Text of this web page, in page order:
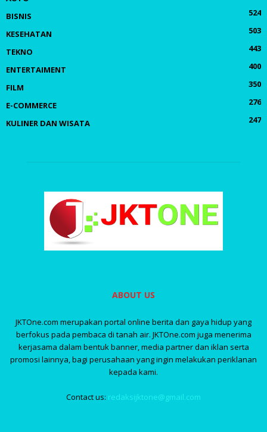
BISNIS
524
KESEHATAN
503
TEKNO
443
ENTERTAIMENT
400
FILM
350
E-COMMERCE
276
KULINER DAN WISATA
247
ABOUT US
JKTOne.com merupakan portal online berita dan gaya hidup yang
berfokus pada pembaca di tanah air. JKTOne.com juga menerima
kerjasama dalam bentuk banner, media partner dan iklan serta
promosi lainnya, bagi perusahaan yang ingin melakukan periklanan
kepada kami.
Contact us: redaksijktone@gmail.com